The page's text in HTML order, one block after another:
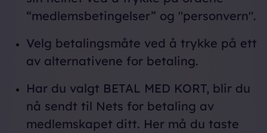
“medlemsbetingelser” og "personvern".
Velg betalingsmåte ved å trykke på ett
av alternativene for betaling.
Har du valgt BETAL MED KORT, blir du
nå sendt til Nets for betaling av
medlemskapet ditt. Her må du taste